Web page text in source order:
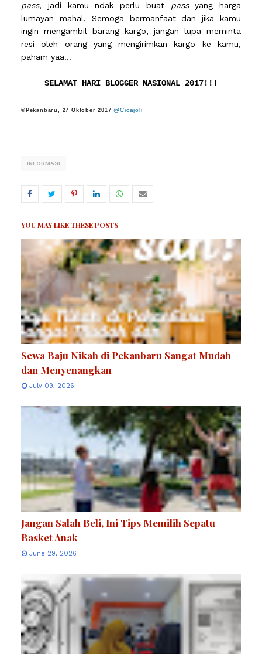
pass, jadi kamu ndak perlu buat passyang harga
lumayan mahal. Semoga bermanfaat dan jika kamu
ingin mengambil barang kargo, jangan lupa meminta
resi oleh orang yang mengirimkan kargo ke kamu,
paham yaa...
SELAMAT HARI BLOGGER NASIONAL 2017!!!
© Pekanbaru, 27 Oktober 2017 @Cicajoli
INFORMASI
YOU MAY LIKE THESE POSTS
Sewa Baju Nikah di Pekanbaru Sangat Mudah
dan Menyenangkan
July 09, 2026
Jangan Salah Beli, Ini Tips Memilih Sepatu
Basket Anak
June 29, 2026